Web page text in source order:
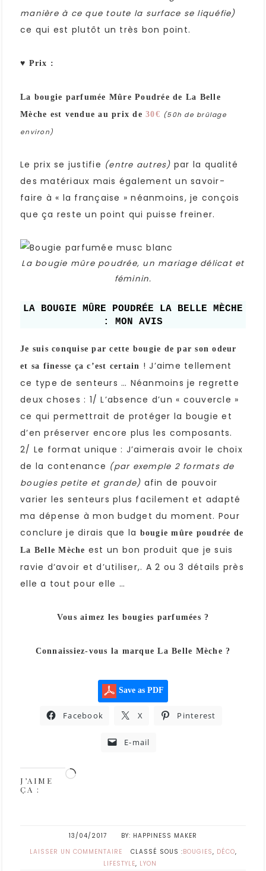
manière à ce que toute la surface se liquéfie)
ce qui est plutôt un très bon point.
♥ Prix :
La bougie parfumée Mûre Poudrée de La Belle
Mèche est vendue au prix de 30€ (50h de brûlage
environ)
Le prix se justifie (entre autres) par la qualité
des matériaux mais également un savoir-
faire à « la française » néanmoins, je conçois
que ça reste un point qui puisse freiner.
La bougie mûre poudrée, un mariage délicat et
féminin.
LA BOUGIE MÛRE POUDRÉE LA BELLE MÈCHE
: MON AVIS
Je suis conquise par cette bougie de par son odeur
et sa finesse ça c’est certain ! J’aime tellement
ce type de senteurs … Néanmoins je regrette
deux choses : 1/ L’absence d’un « couvercle »
ce qui permettrait de protéger la bougie et
d’en préserver encore plus les composants.
2/ Le format unique : J’aimerais avoir le choix
de la contenance (par exemple 2 formats de
bougies petite et grande) afin de pouvoir
varier les senteurs plus facilement et adapté
ma dépense à mon budget du moment. Pour
conclure je dirais que la bougie mûre poudrée de
La Belle Mèche est un bon produit que je suis
ravie d’avoir et d’utiliser,. A 2 ou 3 détails près
elle a tout pour elle …
Vous aimez les bougies parfumées ?
Connaissiez-vous la marque La Belle Mèche ?
Save as PDF
Facebook X Pinterest
E-mail
J’AIME
ÇA :
13/04/2017
HAPPINESS MAKER
LAISSER UN COMMENTAIRE
CLASSÉ SOUS :BOUGIES, DÉCO,
LIFESTYLE, LYON